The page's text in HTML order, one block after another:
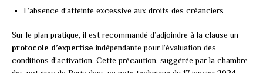
L’absence d’atteinte excessive aux droits des créanciers
Sur le plan pratique, il est recommandé d’adjoindre à la clause un
protocole d’expertise indépendante pour l’évaluation des
conditions d’activation. Cette précaution, suggérée par la chambre